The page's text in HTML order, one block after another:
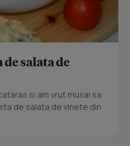
salata de
si am vrut musai sa
de salata de vinete din